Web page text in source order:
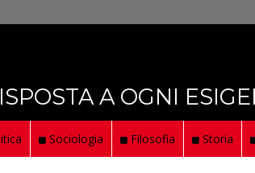
A OGNI
Sociologia Filosofia Storia